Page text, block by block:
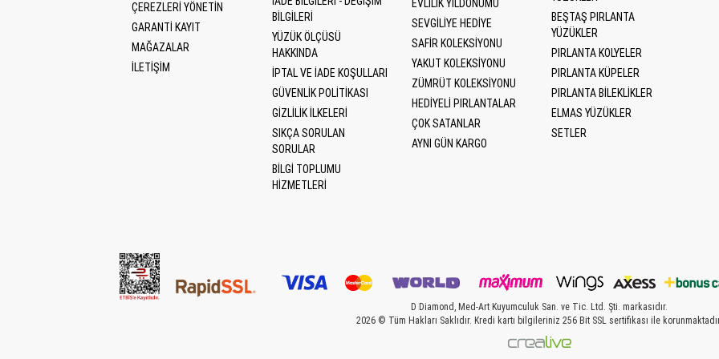
ÇEREZLERI YÖNETIN
GARANTİ KAYIT
MAĞAZALAR
İLETİŞİM
BILGILERI
YÜZÜK ÖLÇÜSÜ
HAKKINDA
İPTAL VE İADE KOŞULLARI
GÜVENLIK POLITIKASI
GIZLILIK İLKELERI
SIKÇA SORULAN
SORULAR
BILGI TOPLUMU
HIZMETLERI
EVLILIK YILDÖNÜMÜ
SEVGILIYE HEDIYE
SAFIR KOLEKSIYONU
YAKUT KOLEKSIYONU
ZÜMRÜT KOLEKSIYONU
HEDIYELI PIRLANTALAR
ÇOK SATANLAR
AYNI GÜN KARGO
BEŞTAŞ PIRLANTA
YÜZÜKLER
PIRLANTA KOLYELER
PIRLANTA KÜPELER
PIRLANTA BILEKLIKLER
ELMAS YÜZÜKLER
SETLER
D Diamond, Med-Art Kuyumculuk San. ve Tic. Ltd. Şti. markasıdır.
2026 © Tüm Hakları Saklıdır. Kredi kartı bilgileriniz 256 Bit SSL sertifikası ile